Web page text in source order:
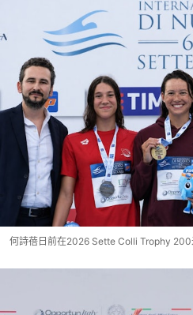
何詩蓓日前在2026 Sette Colli Trophy 200